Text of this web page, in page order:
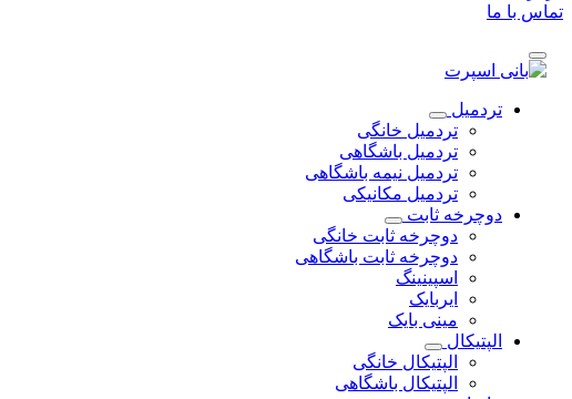
تماس با ما
تردمیل
تردمیل خانگی
تردمیل باشگاهی
تردمیل نیمه باشگاهی
تردمیل مکانیکی
دوچرخه ثابت
دوچرخه ثابت خانگی
دوچرخه ثابت باشگاهی
اسپینینگ
ایربایک
مینی بایک
الپتیکال
الپتیکال خانگی
الپتیکال باشگاهی